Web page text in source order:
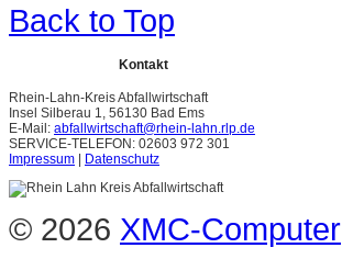
Back to Top
Kontakt
Rhein-Lahn-Kreis Abfallwirtschaft
Insel Silberau 1, 56130 Bad Ems
E-Mail: abfallwirtschaft@rhein-lahn.rlp.de
SERVICE-TELEFON: 02603 972 301
Impressum | Datenschutz
© 2026 XMC-Computer